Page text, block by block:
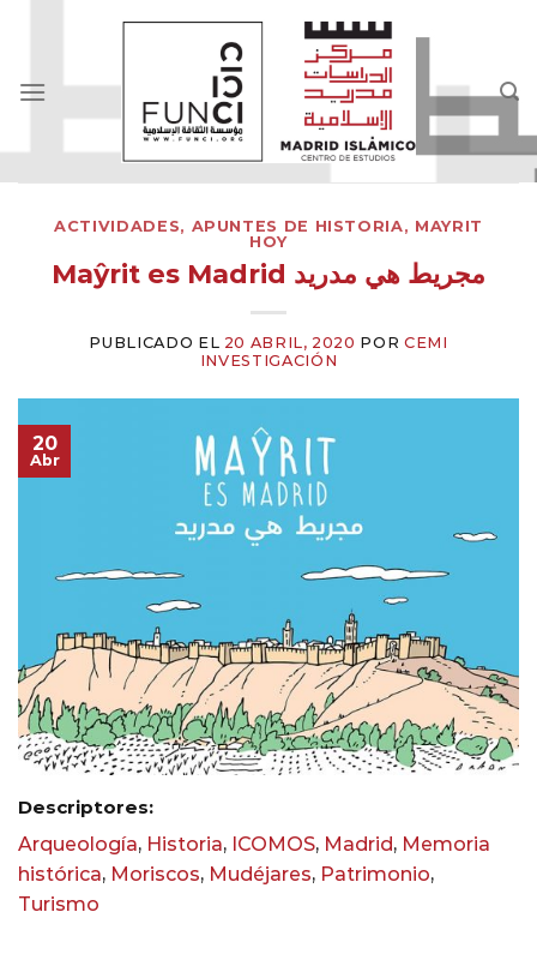
ACTIVIDADES, APUNTES DE HISTORIA, MAYRIT
HOY
Maŷrit es Madrid مجريط هي مدريد
PUBLICADO EL 20 ABRIL, 2020 POR CEMI
INVESTIGACIÓN
20
Abr
Descriptores:
Arqueología, Historia, ICOMOS, Madrid, Memoria
histórica, Moriscos, Mudéjares, Patrimonio,
Turismo